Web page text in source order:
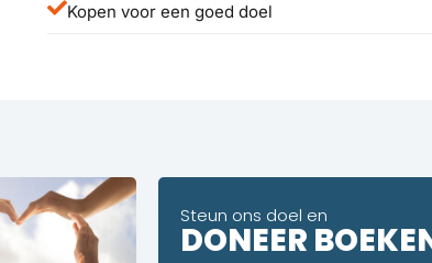
Kopen voor een goed doel
Steun ons doel en
DONEER